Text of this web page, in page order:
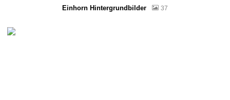
Einhorn Hintergrundbilder 37